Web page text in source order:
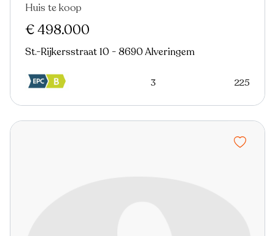
Huis te koop
€ 498.000
St.-Rijkersstraat 10 - 8690 Alveringem
3 225